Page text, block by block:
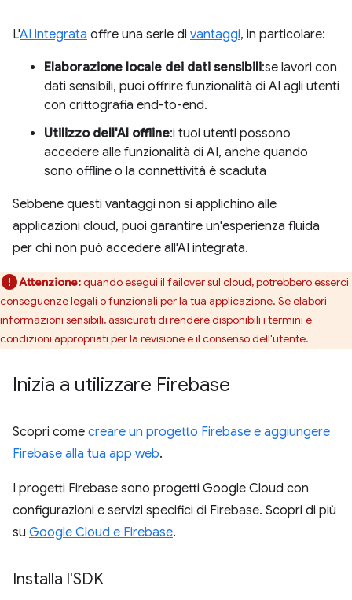
L'AI integrata offre una serie di vantaggi, in particolare:
Elaborazione locale dei dati sensibili:se lavori con
dati sensibili, puoi offrire funzionalità di AI agli utenti
con crittografia end-to-end.
Utilizzo dell'AI offline:i tuoi utenti possono
accedere alle funzionalità di AI, anche quando
sono offline o la connettività è scaduta
Sebbene questi vantaggi non si applichino alle
applicazioni cloud, puoi garantire un'esperienza fluida
per chi non può accedere all'AI integrata.
Attenzione:quando esegui il failover sul cloud, potrebbero esserci
conseguenze legali o funzionali per la tua applicazione. Se elabori
informazioni sensibili, assicurati di rendere disponibili i termini e
condizioni appropriati per la revisione e il consenso dell'utente.
Inizia a utilizzare Firebase
Scopri come creare un progetto Firebase e aggiungere
Firebase alla tua app web.
I progetti Firebase sono progetti Google Cloud con
configurazioni e servizi specifici di Firebase. Scopri di più
su Google Cloud e Firebase.
Installa l'SDK